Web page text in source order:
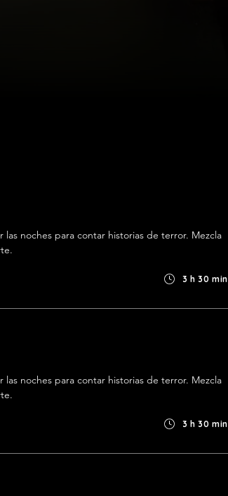
noches para contar historias de terror. Mezcla
3 h 30 min
noches para contar historias de terror. Mezcla
3 h 30 min